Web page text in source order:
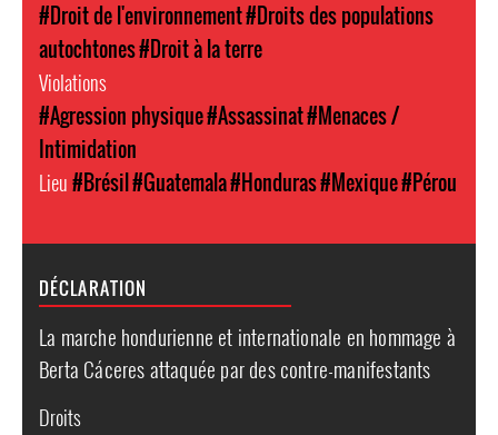
#Droit de l'environnement#Droits des populations
autochtones#Droit à la terre
Violations
#Agression physique#Assassinat#Menaces /
Intimidation
Lieu#Brésil#Guatemala#Honduras#Mexique#Pérou
DÉCLARATION
La marche hondurienne et internationale en hommage à
Berta Cáceres attaquée par des contre-manifestants
Droits